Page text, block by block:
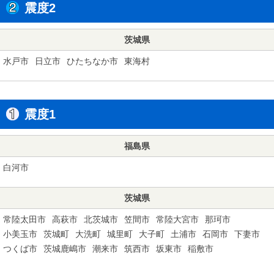
震度2
茨城県
水戸市 日立市 ひたちなか市 東海村
震度1
福島県
白河市
茨城県
常陸太田市 高萩市 北茨城市 笠間市 常陸大宮市
那珂市
小美玉市
茨城町 大洗町 城里町 大子町 土浦市 石岡市
下妻市
つくば市
茨城鹿嶋市 潮来市 筑西市 坂東市
稲敷市